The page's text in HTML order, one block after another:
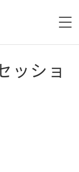
ッショ